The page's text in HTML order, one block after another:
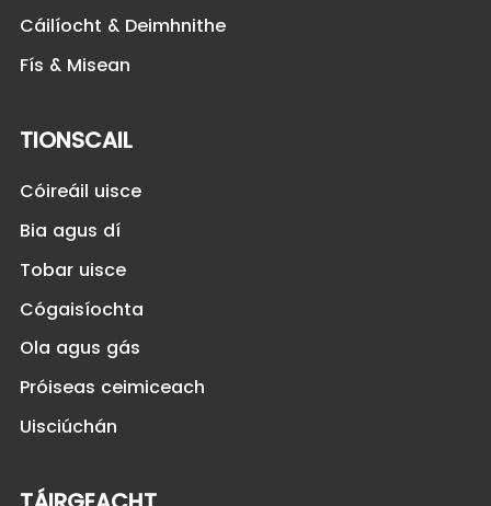
Cáilíocht & Deimhnithe
Fís & Misean
TIONSCAIL
Cóireáil uisce
Bia agus dí
Tobar uisce
Cógaisíochta
Ola agus gás
Próiseas ceimiceach
Uisciúchán